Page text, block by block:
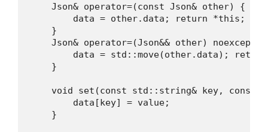
    Json& operator=(const Json& other) {
        data = other.data; return *this;
    }
    Json& operator=(Json&& other) noexcept {
data = std::move(other.data);
    }
void set(const std::string& key, const
        data[key] = value;
    }